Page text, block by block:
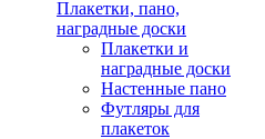
Плакетки, пано,
наградные доски
Плакетки и
наградные доски
Настенные пано
Футляры для
плакеток